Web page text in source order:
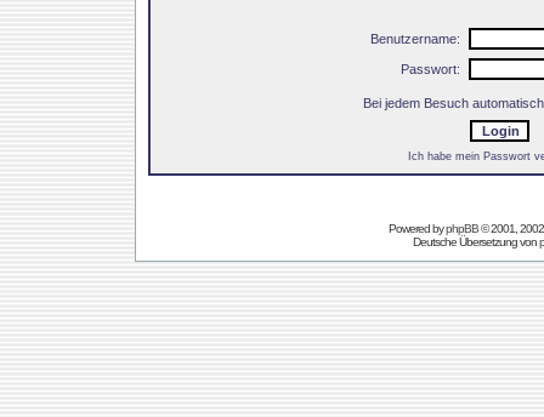
Benutzername:
Passwort:
Bei jedem Besuch
Ich habe mein Passwort
Powered byphpBB© 2001,
Deutsche Übersetzung von